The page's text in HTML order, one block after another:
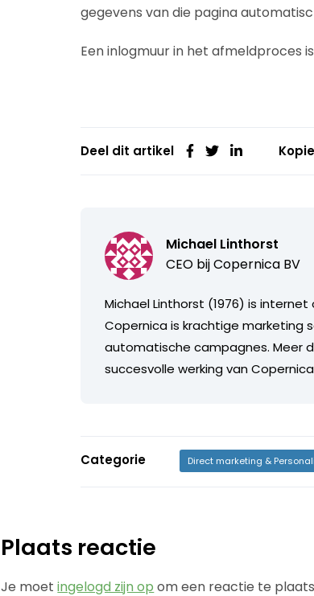
gegevens van die pagina
Een inlogmuur in het afmeldproces
Deel dit artikel
Michael Linthorst
CEO bijCopernica BV
Michael Linthorst (1976) is
Copernica is krachtige marketing
automatische campagnes. Meer
succesvolle werking van
Categorie Direct marketing &
Plaats reactie
Je moetingelogd zijn op om een reactie te